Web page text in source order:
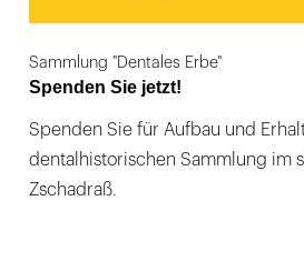
Sammlung "Dentales Erbe"
Spenden Sie jetzt!
Spenden Sie für Aufbau und
dentalhistorischen Sammlung im
Zschadraß.